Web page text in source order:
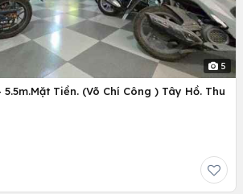
5
Tiền. (Võ Chí Công ) Tây Hồ. Thu